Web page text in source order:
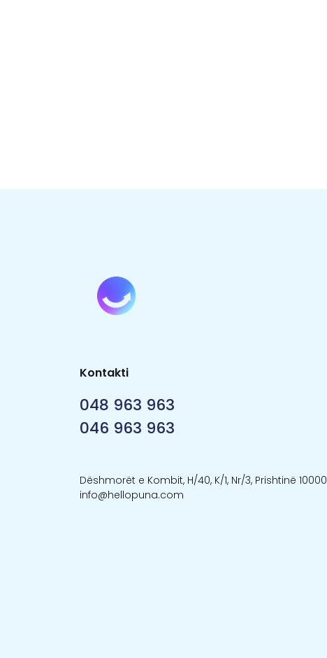
Kontakti
048 963 963
046 963 963
Dëshmorët e Kombit, H/40, K/1, Nr/3, Prishtinë 10000
info@hellopuna.com